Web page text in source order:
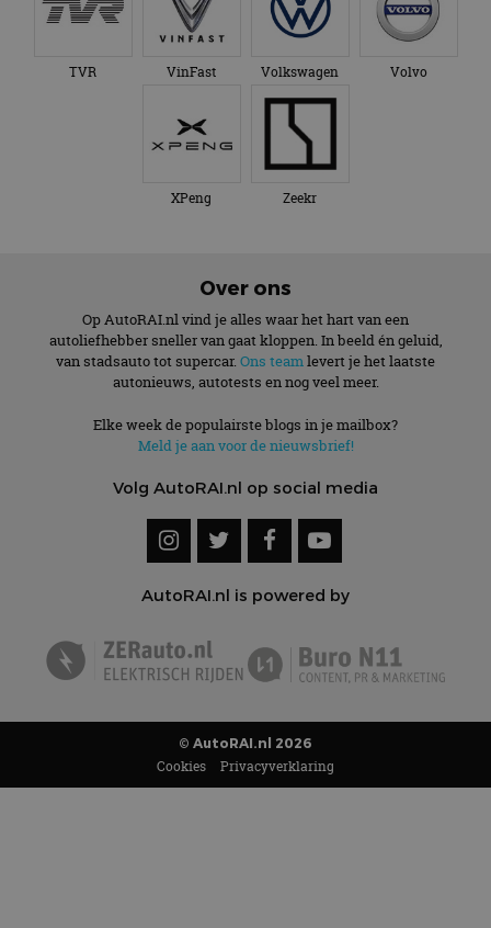
TVR VinFast Volkswagen Volvo
XPeng Zeekr
Over ons
Op AutoRAI.nl vind je alles waar het hart van een
autoliefhebber sneller van gaat kloppen. In beeld én geluid,
van stadsauto tot supercar. Ons teamlevert je het laatste
autonieuws, autotests en nog veel meer.
Elke week de populairste blogs in je mailbox?
Meld je aan voor de nieuwsbrief!
Volg AutoRAI.nl op social media
AutoRAI.nl is powered by
© AutoRAI.nl 2026
Cookies Privacyverklaring